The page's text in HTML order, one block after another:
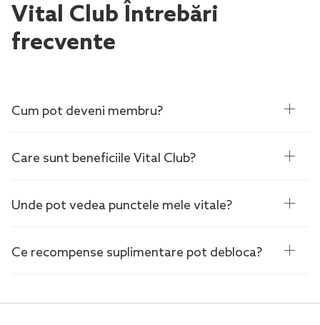
Vital Club Întrebări
frecvente
Cum pot deveni membru?
Care sunt beneficiile Vital Club?
Unde pot vedea punctele mele vitale?
Ce recompense suplimentare pot debloca?